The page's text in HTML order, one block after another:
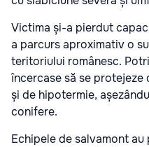
Victima și-a pierdut
a parcurs aproximativ o
teritoriului românesc.
încercase să se
și de hipotermie,
conifere.
Echipele de salvamont